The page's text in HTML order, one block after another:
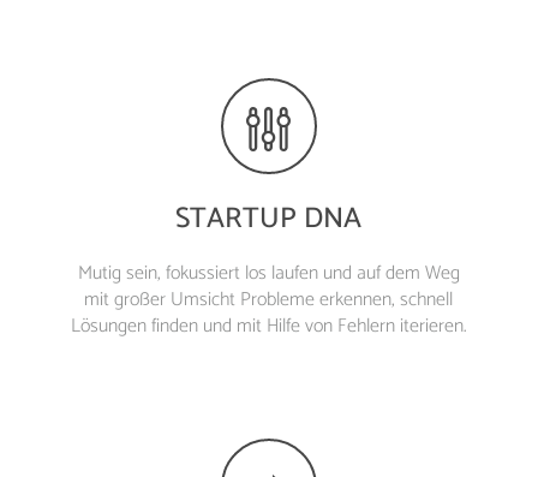
STARTUP DNA
Mutig sein, fokussiert los laufen und auf dem Weg
mit großer Umsicht Probleme erkennen, schnell
Lösungen finden und mit Hilfe von Fehlern iterieren.